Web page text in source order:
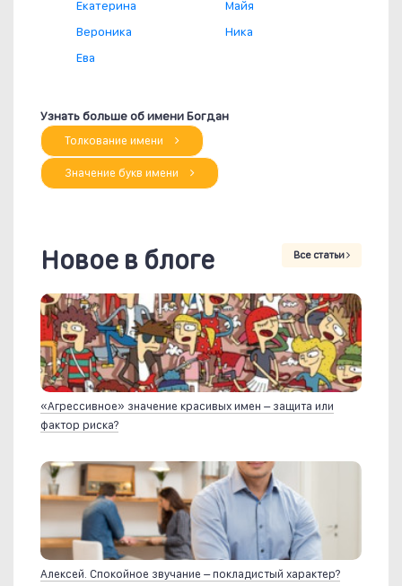
Екатерина
Вероника
Ева
Майя
Ника
Узнать больше об имени Богдан
Толкование имени
Значение букв имени
Новое в блоге Все статьи
«Агрессивное» значение красивых имен – защита или
фактор риска?
Алексей. Спокойное звучание – покладистый характер?